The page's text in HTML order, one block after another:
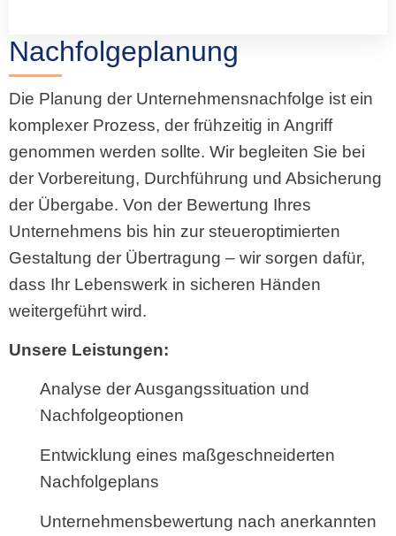
Nachfolgeplanung
Die Planung der Unternehmensnachfolge ist ein
komplexer Prozess, der frühzeitig in Angriff
genommen werden sollte. Wir begleiten Sie bei
der Vorbereitung, Durchführung und Absicherung
der Übergabe. Von der Bewertung Ihres
Unternehmens bis hin zur steueroptimierten
Gestaltung der Übertragung – wir sorgen dafür,
dass Ihr Lebenswerk in sicheren Händen
weitergeführt wird.
Unsere Leistungen:
Analyse der Ausgangssituation und
Nachfolgeoptionen
Entwicklung eines maßgeschneiderten
Nachfolgeplans
Unternehmensbewertung nach anerkannten